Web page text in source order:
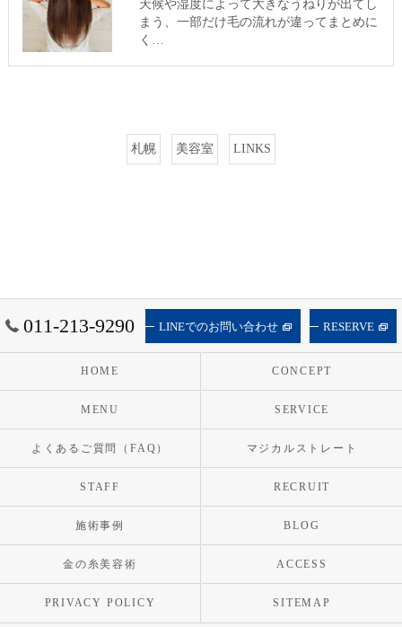
天候や湿度によって大きなうねりが出てし
まう、一部だけ毛の流れが違ってまとめに
く…
札幌 美容室 LINKS
011-213-9290 LINEでのお問い合わせ RESERVE
HOME CONCEPT
MENU SERVICE
よくあるご質問（FAQ） マジカルストレート
STAFF RECRUIT
施術事例 BLOG
金の糸美容術 ACCESS
PRIVACY POLICY SITEMAP